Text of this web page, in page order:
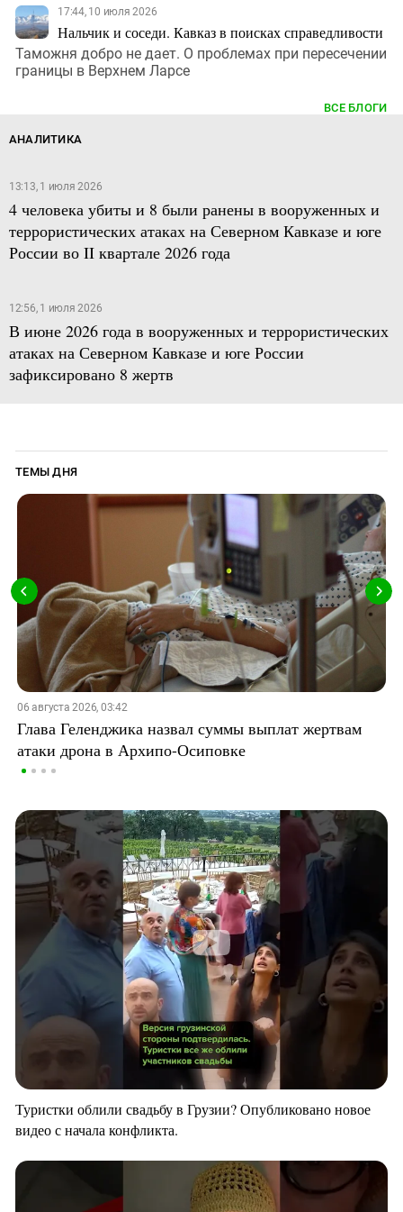
17:44, 10 июля 2026
Нальчик и соседи. Кавказ в поисках справедливости
Таможня добро не дает. О проблемах при пересечении
границы в Верхнем Ларсе
ВСЕ БЛОГИ
АНАЛИТИКА
13:13, 1 июля 2026
4 человека убиты и 8 были ранены в вооруженных и
террористических атаках на Северном Кавказе и юге
России во II квартале 2026 года
12:56, 1 июля 2026
В июне 2026 года в вооруженных и террористических
атаках на Северном Кавказе и юге России
зафиксировано 8 жертв
ТЕМЫ ДНЯ
06 августа 2026, 03:42
Глава Геленджика назвал суммы выплат жертвам
атаки дрона в Архипо-Осиповке
Туристки облили свадьбу в Грузии? Опубликовано новое
видео с начала конфликта.